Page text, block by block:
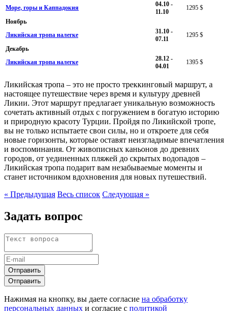
Море, горы и Каппадокия
04.10 -
11.10
1295 $
Ноябрь
Ликийская тропа налегке
31.10 -
07.11
1295 $
Декабрь
Ликийская тропа налегке
28.12 -
04.01
1395 $
Ликийская тропа – это не просто треккинговый маршрут, а
настоящее путешествие через время и культуру древней
Ликии. Этот маршрут предлагает уникальную возможность
сочетать активный отдых с погружением в богатую историю
и природную красоту Турции. Пройдя по Ликийской тропе,
вы не только испытаете свои силы, но и откроете для себя
новые горизонты, которые оставят неизгладимые впечатления
и воспоминания. От живописных каньонов до древних
городов, от уединенных пляжей до скрытых водопадов –
Ликийская тропа подарит вам незабываемые моменты и
станет источником вдохновения для новых путешествий.
« Предыдущая Весь список Следующая »
Задать вопрос
Отправить
Отправить
Нажимая на кнопку, вы даете согласие на обработку
персональных данных и согласие с политикой